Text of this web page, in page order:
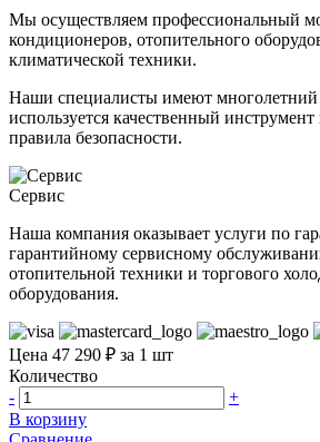
Мы осуществляем профессиональный
кондиционеров, отопительного
климатической техники.
Наши специалисты имеют
используется качественный
правила безопасности.
Сервис
Наша компания оказывает услуги по
гарантийному сервисному
отопительной техники и торгового
оборудования.
Цена 47 290 ₽ за 1 шт
Количество
-
+
В корзину